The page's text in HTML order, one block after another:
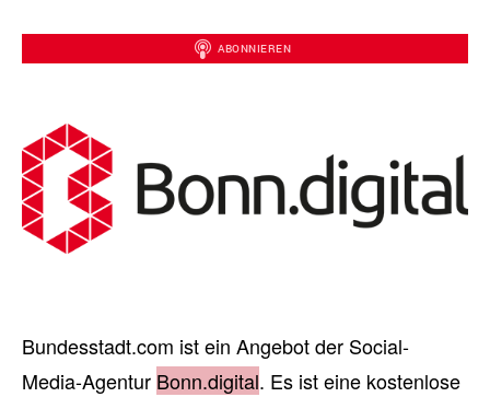
Bundesstadt.com ist ein Angebot der Social-
Media-Agentur Bonn.digital. Es ist eine kostenlose